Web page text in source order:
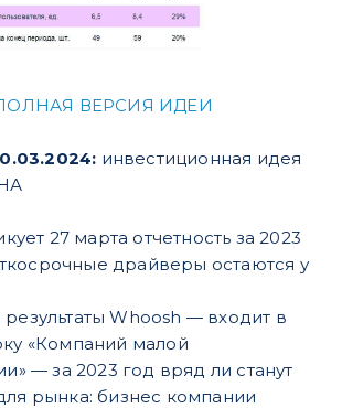
ВЕРСИЯ ИДЕИ
инвестиционная идея
27 марта отчетность за 2023
драйверы остаются у
Whoosh — входит в
«Компаний малой
— за 2023 год вряд ли станут
рынка: бизнес компании